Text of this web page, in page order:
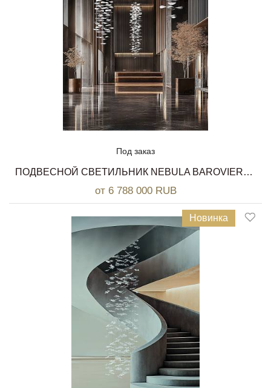
Под заказ
ПОДВЕСНОЙ СВЕТИЛЬНИК NEBULA BAROVIER&TOSO
от 6 788 000 RUB
Новинка